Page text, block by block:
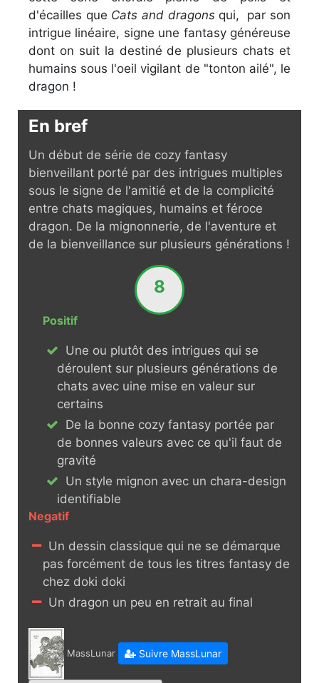
d'écailles que Cats and dragons qui, par son
intrigue linéaire, signe une fantasy généreuse
dont on suit la destiné de plusieurs chats et
humains sous l'oeil vigilant de "tonton ailé", le
dragon !
En bref
Un début de série de cozy fantasy
bienveillant porté par des intrigues multiples
sous le signe de l'amitié et de la complicité
entre chats magiques, humains et féroce
dragon. De la mignonnerie, de l'aventure et
de la bienveillance sur plusieurs générations !
8
Positif
Une ou plutôt des intrigues qui se
déroulent sur plusieurs générations de
chats avec uine mise en valeur sur
certains
De la bonne cozy fantasy portée par
de bonnes valeurs avec ce qu'il faut de
gravité
Un style mignon avec un chara-design
identifiable
Negatif
Un dessin classique qui ne se démarque
pas forcément de tous les titres fantasy de
chez doki doki
Un dragon un peu en retrait au final
MassLunar Suivre MassLunar